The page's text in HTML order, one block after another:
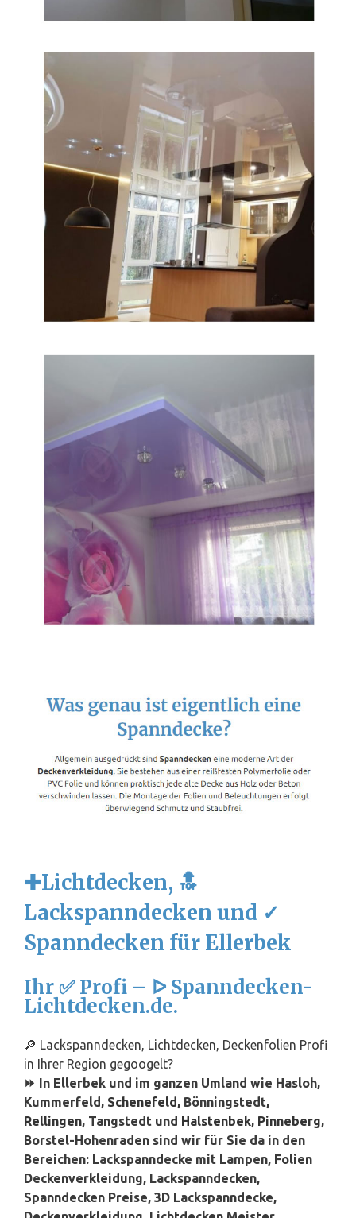
✚Lichtdecken, 🔝
Lackspanndecken und ✓
Spanndecken für Ellerbek
Ihr ✅ Profi – ᐅ Spanndecken-
Lichtdecken.de.
🔎 Lackspanndecken, Lichtdecken, Deckenfolien Profi
in Ihrer Region gegoogelt?
⏩ In Ellerbek und im ganzen Umland wie Hasloh,
Kummerfeld, Schenefeld, Bönningstedt,
Rellingen, Tangstedt und Halstenbek, Pinneberg,
Borstel-Hohenraden sind wir für Sie da in den
Bereichen: Lackspanndecke mit Lampen, Folien
Deckenverkleidung, Lackspanndecken,
Spanndecken Preise, 3D Lackspanndecke,